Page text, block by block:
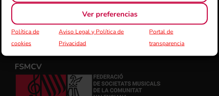
Ver preferencias
Política de
cookies
Aviso Legal y Política de
Privacidad
Portal de
transparencia
FSMCV